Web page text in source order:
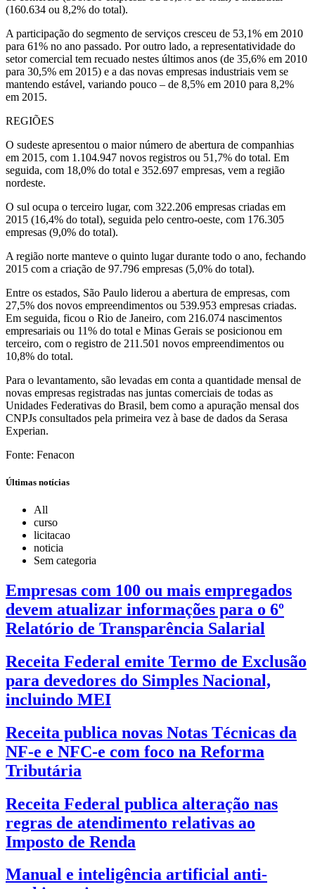
(160.634 ou 8,2% do total).
A participação do segmento de serviços cresceu de 53,1% em 2010
para 61% no ano passado. Por outro lado, a representatividade do
setor comercial tem recuado nestes últimos anos (de 35,6% em 2010
para 30,5% em 2015) e a das novas empresas industriais vem se
mantendo estável, variando pouco – de 8,5% em 2010 para 8,2%
em 2015.
REGIÕES
O sudeste apresentou o maior número de abertura de companhias
em 2015, com 1.104.947 novos registros ou 51,7% do total. Em
seguida, com 18,0% do total e 352.697 empresas, vem a região
nordeste.
O sul ocupa o terceiro lugar, com 322.206 empresas criadas em
2015 (16,4% do total), seguida pelo centro-oeste, com 176.305
empresas (9,0% do total).
A região norte manteve o quinto lugar durante todo o ano, fechando
2015 com a criação de 97.796 empresas (5,0% do total).
Entre os estados, São Paulo liderou a abertura de empresas, com
27,5% dos novos empreendimentos ou 539.953 empresas criadas.
Em seguida, ficou o Rio de Janeiro, com 216.074 nascimentos
empresariais ou 11% do total e Minas Gerais se posicionou em
terceiro, com o registro de 211.501 novos empreendimentos ou
10,8% do total.
Para o levantamento, são levadas em conta a quantidade mensal de
novas empresas registradas nas juntas comerciais de todas as
Unidades Federativas do Brasil, bem como a apuração mensal dos
CNPJs consultados pela primeira vez à base de dados da Serasa
Experian.
Fonte: Fenacon
Últimas notícias
All
curso
licitacao
noticia
Sem categoria
Empresas com 100 ou mais empregados
devem atualizar informações para o 6º
Relatório de Transparência Salarial
Receita Federal emite Termo de Exclusão
para devedores do Simples Nacional,
incluindo MEI
Receita publica novas Notas Técnicas da
NF-e e NFC-e com foco na Reforma
Tributária
Receita Federal publica alteração nas
regras de atendimento relativas ao
Imposto de Renda
Manual e inteligência artificial anti-